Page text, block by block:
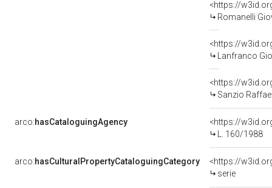
<https://
Romanelli
<https://
Lanfranco
<https://
Sanzio
arco:hasCataloguingAgency
<https://
L. 160/1988
arco:hasCulturalPropertyCataloguingCategory
<https://
serie